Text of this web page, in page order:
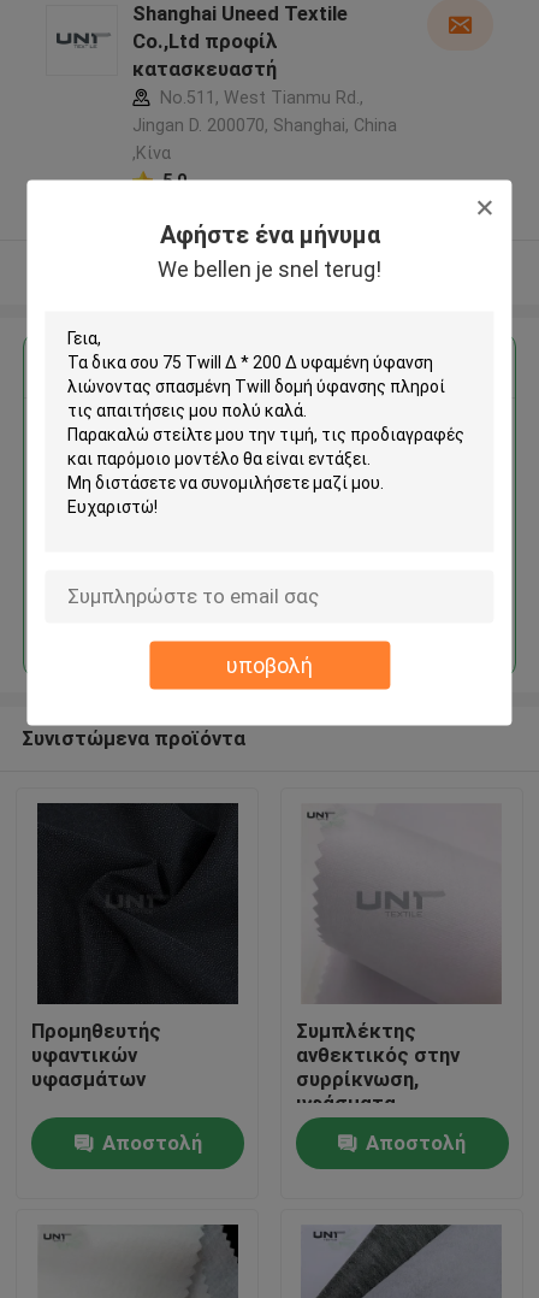
Αφήστε ένα μήνυμα
We bellen je snel terug!
υποβολή
Σπίτι
Σχετικά με εμάς
Shanghai Uneed Textile
Co.,Ltd προφίλ
κατασκευαστή
No.511, West Tianmu Rd.,
Jingan D. 200070, Shanghai, China
,Κίνα
5.0
Δείτε περισσότερων
Αποκτήστε την καλύτερη τιμή για
75 Twill Δ * 200 Δ υφαμένη
ύφανση λιώνοντας σπασμένη
Twill δομή ύφανσης
Συνιστώμενα προϊόντα
Προμηθευτής
υφαντικών
υφασμάτων
Αποστολή
Συμπλέκτης
ανθεκτικός στην
συρρίκνωση,
υφάσματα
διασύνδεσης,
υφασμένα 112 cm
Αποστολή